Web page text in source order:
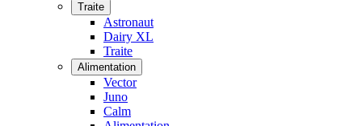
Traite
Astronaut
Dairy XL
Traite
Alimentation
Vector
Juno
Calm